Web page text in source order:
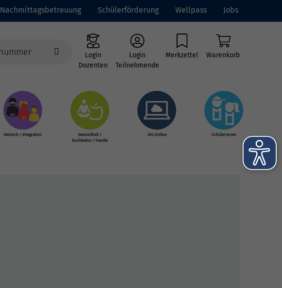
Nachmittagsbetreuung Schülerförderung Wellpass Jobs
Login
Dozenten
Login
Teilnehmende
Merkzettel Warenkorb
Deutsch / Integration
Gesundheit /
Kochkultur / Familie
vhs.Online Schüler:innen